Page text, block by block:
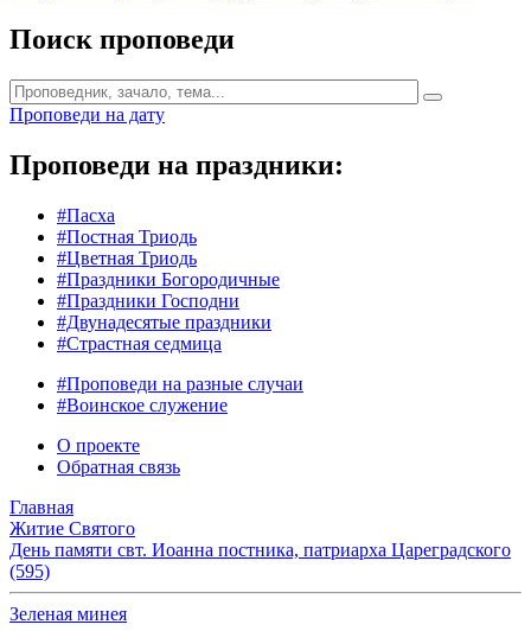
Поиск проповеди
Проповеди на дату
Проповеди на праздники:
#Пасха
#Постная Триодь
#Цветная Триодь
#Праздники Богородичные
#Праздники Господни
#Двунадесятые праздники
#Страстная седмица
#Проповеди на разные случаи
#Воинское служение
О проекте
Обратная связь
Главная
Житие Святого
День памяти свт. Иоанна постника, патриарха Цареградского
(595)
Зеленая минея